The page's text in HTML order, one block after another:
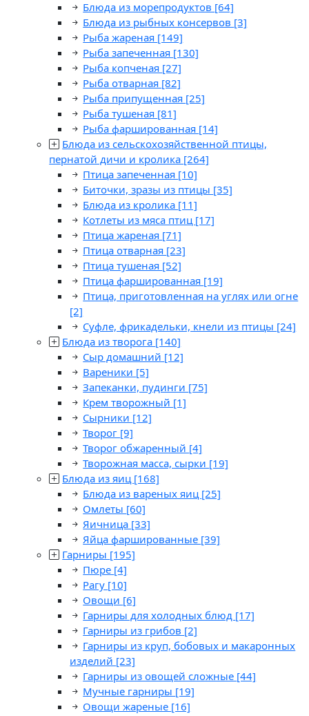
Блюда из морепродуктов [64]
Блюда из рыбных консервов [3]
Рыба жареная [149]
Рыба запеченная [130]
Рыба копченая [27]
Рыба отварная [82]
Рыба припущенная [25]
Рыба тушеная [81]
Рыба фаршированная [14]
Блюда из сельскохозяйственной птицы,
пернатой дичи и кролика [264]
Птица запеченная [10]
Биточки, зразы из птицы [35]
Блюда из кролика [11]
Котлеты из мяса птиц [17]
Птица жареная [71]
Птица отварная [23]
Птица тушеная [52]
Птица фаршированная [19]
Птица, приготовленная на углях или огне
[2]
Суфле, фрикадельки, кнели из птицы [24]
Блюда из творога [140]
Сыр домашний [12]
Вареники [5]
Запеканки, пудинги [75]
Крем творожный [1]
Сырники [12]
Творог [9]
Творог обжаренный [4]
Творожная масса, сырки [19]
Блюда из яиц [168]
Блюда из вареных яиц [25]
Омлеты [60]
Яичница [33]
Яйца фаршированные [39]
Гарниры [195]
Пюре [4]
Рагу [10]
Овощи [6]
Гарниры для холодных блюд [17]
Гарниры из грибов [2]
Гарниры из круп, бобовых и макаронных
изделий [23]
Гарниры из овощей сложные [44]
Мучные гарниры [19]
Овощи жареные [16]